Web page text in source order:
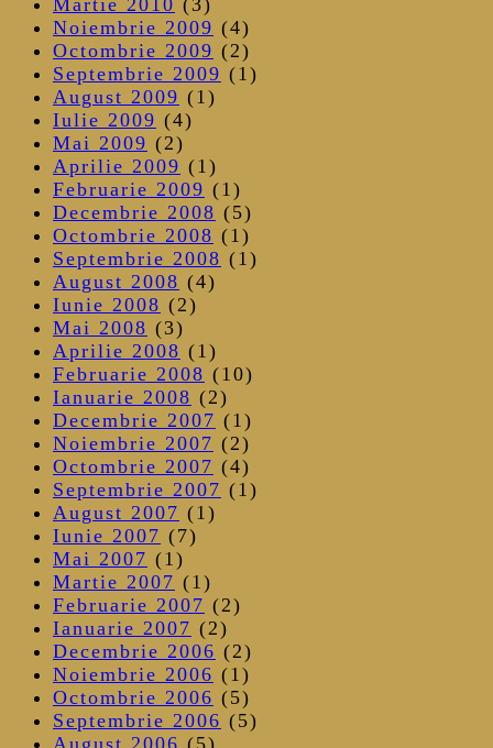
Noiembrie 2009 (4)
Octombrie 2009 (2)
Septembrie 2009 (1)
August 2009 (1)
Iulie 2009 (4)
Mai 2009 (2)
Aprilie 2009 (1)
Februarie 2009 (1)
Decembrie 2008 (5)
Octombrie 2008 (1)
Septembrie 2008 (1)
August 2008 (4)
Iunie 2008 (2)
Mai 2008 (3)
Aprilie 2008 (1)
Februarie 2008 (10)
Ianuarie 2008 (2)
Decembrie 2007 (1)
Noiembrie 2007 (2)
Octombrie 2007 (4)
Septembrie 2007 (1)
August 2007 (1)
Iunie 2007 (7)
Mai 2007 (1)
Martie 2007 (1)
Februarie 2007 (2)
Ianuarie 2007 (2)
Decembrie 2006 (2)
Noiembrie 2006 (1)
Octombrie 2006 (5)
Septembrie 2006 (5)
August 2006 (5)